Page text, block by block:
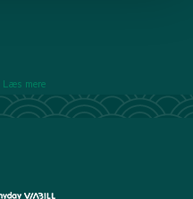
Læs mere